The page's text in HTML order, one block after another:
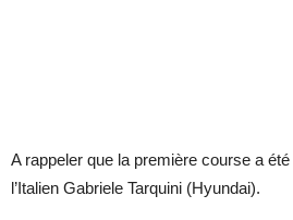
A rappeler que la première course a
l’Italien Gabriele Tarquini (Hyundai).